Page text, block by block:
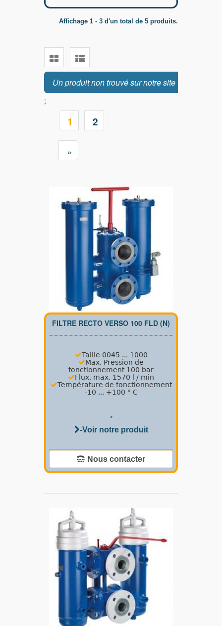
Affichage 1 - 3 d'un total de 5 produits.
Un produit non trouvé sur notre site ?
;
1 2
»
FILTRE RECTO VERSO 100 FLD (N)
Taille 0045 ... 1000
Max. Pression de
fonctionnement 100 bar
Flux, max. 1570 l / min
Température de fonctionnement
-10 ... +100 ° C
*
-Voir notre produit
Nous contacter